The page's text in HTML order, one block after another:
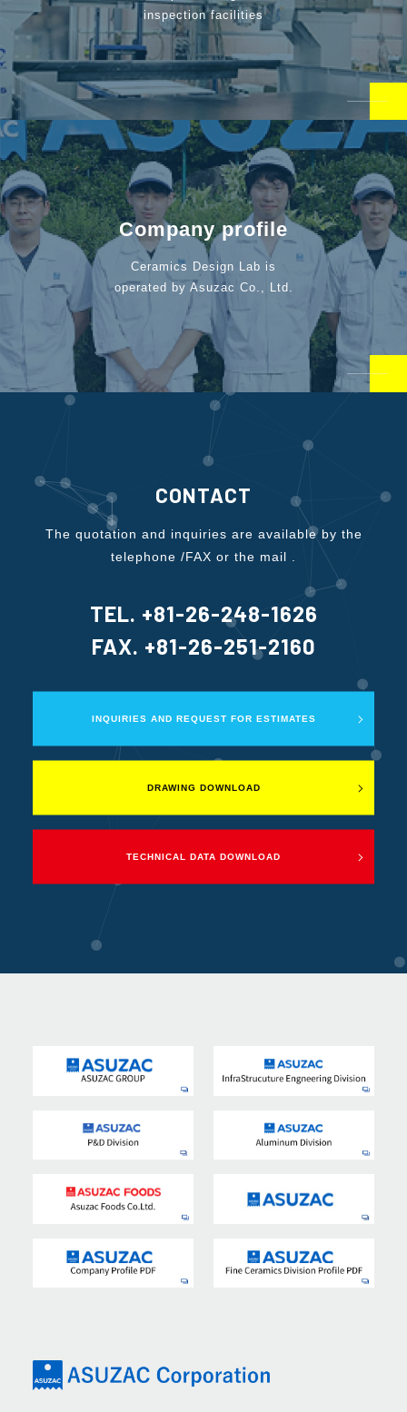
inspection facilities
Company profile
Ceramics Design Lab is
operated by Asuzac Co., Ltd.
CONTACT
The quotation and inquiries are available by the
telephone /FAX or the mail .
TEL. +81-26-248-1626
FAX. +81-26-251-2160
INQUIRIES AND REQUEST FOR ESTIMATES
DRAWING DOWNLOAD
TECHNICAL DATA DOWNLOAD